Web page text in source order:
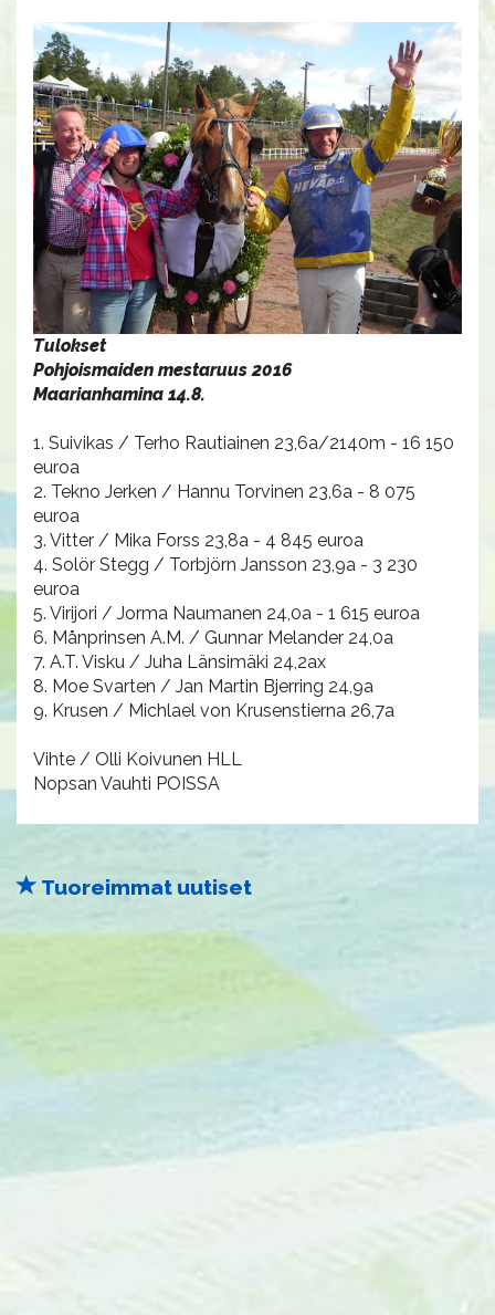
Tulokset
Pohjoismaiden mestaruus 2016
Maarianhamina 14.8.
1. Suivikas / Terho Rautiainen 23,6a/2140m - 16 150
euroa
2. Tekno Jerken / Hannu Torvinen 23,6a - 8 075
euroa
3. Vitter / Mika Forss 23,8a - 4 845 euroa
4. Solör Stegg / Torbjörn Jansson 23,9a - 3 230
euroa
5. Virijori / Jorma Naumanen 24,0a - 1 615 euroa
6. Månprinsen A.M. / Gunnar Melander 24,0a
7. A.T. Visku / Juha Länsimäki 24,2ax
8. Moe Svarten / Jan Martin Bjerring 24,9a
9. Krusen / Michlael von Krusenstierna 26,7a
Vihte / Olli Koivunen HLL
Nopsan Vauhti POISSA
Tuoreimmat uutiset